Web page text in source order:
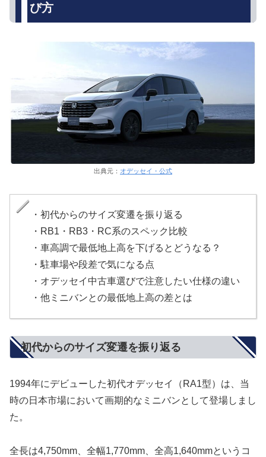
び方
出典元： オデッセイ・公式
・初代からのサイズ変遷を振り返る
・RB1・RB3・RC系のスペック比較
・車高調で最低地上高を下げるとどうなる？
・駐車場や段差で気になる点
・オデッセイ中古車選びで注意したい仕様の違い
・他ミニバンとの最低地上高の差とは
初代からのサイズ変遷を振り返る
1994年にデビューした初代オデッセイ（RA1型）は、当
時の日本市場において画期的なミニバンとして登場しまし
た。
全長は4,750mm、全幅1,770mm、全高1,640mmというコ